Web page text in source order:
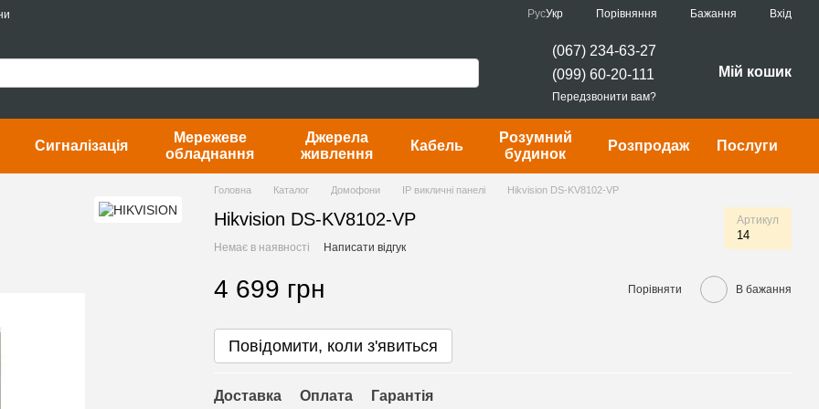
РусУкр Порівняння Бажання Вхід
(067) 234-63-27
(099) 60-20-111
Передзвонити вам?
Мій кошик
Сигналізація
Мережеве
обладнання
Джерела
живлення
Кабель
Розумний
будинок
Розпродаж Послуги
Головна Каталог Домофони IP викличні панелі Hikvision DS-KV8102-VP
Hikvision DS-KV8102-VP Артикул
14
Немає в наявності Написати відгук
4 699 грн Порівняти В бажання
Повідомити, коли з'явиться
Доставка Оплата Гарантія